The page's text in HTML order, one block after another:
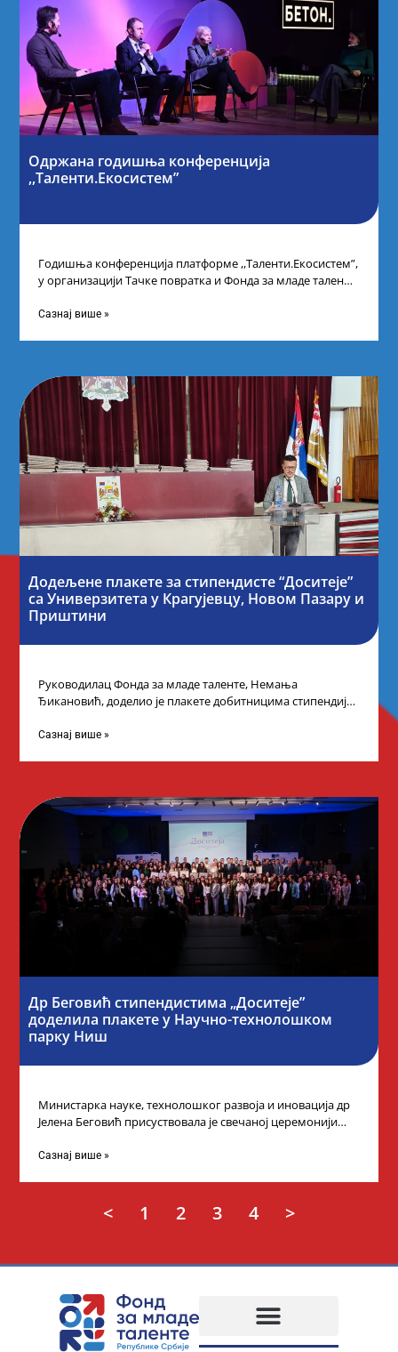
Одржана годишња конференција
,,Таленти.Екосистем”
Годишња конференција платформе ,,Таленти.Екосистем”,
у организацији Тачке повратка и Фонда за младе таленте
Сазнај више »
Додељене плакете за стипендисте “Доситеје”
са Универзитета у Крагујевцу, Новом Пазару и
Приштини
Руководилац Фонда за младе таленте, Немања
Ђикановић, доделио је плакете добитницима стипендије
Сазнај више »
Др Беговић стипендистима „Доситеје”
доделила плакете у Научно-технолошком
парку Ниш
Министарка науке, технолошког развоја и иновација др
Јелена Беговић присуствовала је свечаној церемонији
„Доситеја” Фонда
Сазнај више »
< 1 2 3 4 >